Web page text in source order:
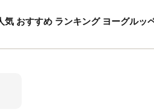
おすすめ ランキング ヨーグルッ